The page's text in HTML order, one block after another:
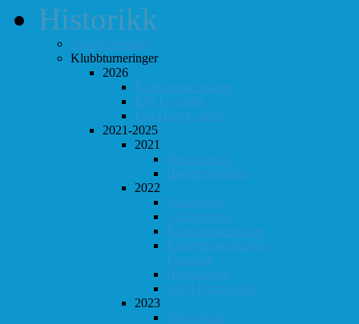
Historikk
Vinner-oversikt
Klubbturneringer
2026
Klubbmesterskapet
KM Lynsjakk
Lyn/Hurtig våren
2021-2025
2021
Høst-konrad
Høstturneringen
2022
Vår-konrad
Vårturnering
Klubbmesterskapet
Klubbmesterskapet i
Lynsjakk
Høst-konrad
KM i Hurtigsjakk
2023
Vår-konrad